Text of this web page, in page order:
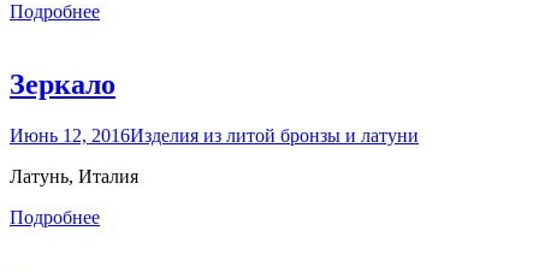
Подробнее
Зеркало
Июнь 12, 2016Изделия из литой бронзы и латуни
Латунь, Италия
Подробнее